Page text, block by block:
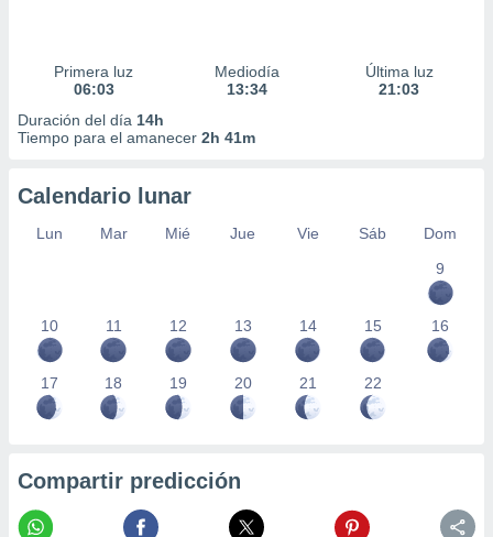
Primera luz
06:03
Mediodía
13:34
Última luz
21:03
Duración del día 14h
Tiempo para el amanecer 2h 41m
Calendario lunar
Lun Mar Mié Jue Vie Sáb
Dom
9
10 11 12 13 14 15 16
17 18 19 20 21 22
Compartir predicción